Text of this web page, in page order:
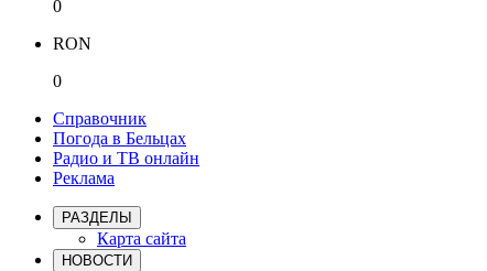
0
RON
0
Справочник
Погода в Бельцах
Радио и ТВ онлайн
Реклама
РАЗДЕЛЫ
Карта сайта
НОВОСТИ